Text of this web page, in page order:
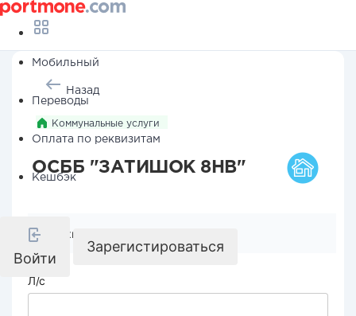
Мобильный
Переводы
Оплата по реквизитам
Кешбэк
Войти
Зарегистироваться
Назад
Коммунальные услуги
ОСББ "ЗАТИШОК 8НВ"
Реквизиты компании
Л/с